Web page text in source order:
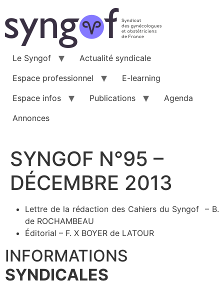
au
contenu
Le Syngof
Actualité syndicale
Espace professionnel
E-learning
Espace infos
Publications
Agenda
Annonces
SYNGOF N°95 –
DÉCEMBRE 2013
Lettre de la rédaction des Cahiers du Syngof – B.
de ROCHAMBEAU
Éditorial – F. X BOYER de LATOUR
INFORMATIONS
SYNDICALES